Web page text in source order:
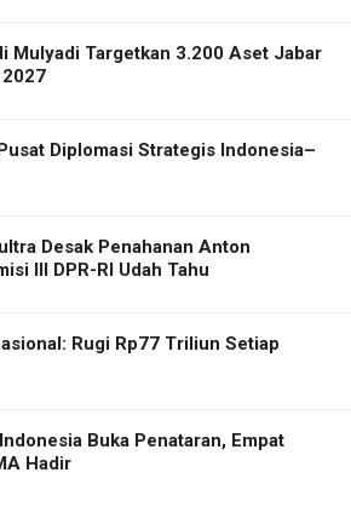
Mulyadi Targetkan 3.200 Aset Jabar
Diplomasi Strategis Indonesia–
Desak Penahanan Anton
III DPR-RI Udah Tahu
Rugi Rp77 Triliun Setiap
Buka Penataran, Empat
Hadir